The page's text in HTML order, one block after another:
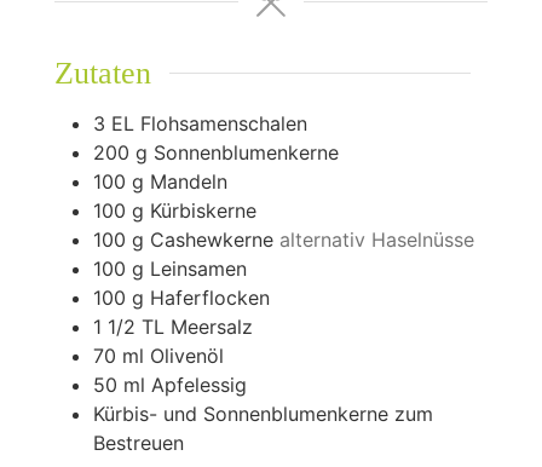
Zutaten
3 EL Flohsamenschalen
200 g Sonnenblumenkerne
100 g Mandeln
100 g Kürbiskerne
100 g Cashewkerne alternativ Haselnüsse
100 g Leinsamen
100 g Haferflocken
1 1/2 TL Meersalz
70 ml Olivenöl
50 ml Apfelessig
Kürbis- und Sonnenblumenkerne zum
Bestreuen